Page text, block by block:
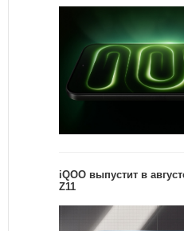
iQOO выпустит в
Z11